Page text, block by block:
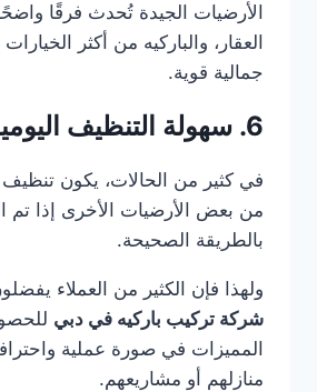
الأرضيات الجيدة تُحدث فرقًا
العقار، والباركيه من أكثر
جمالية قوية.
6. سهولة التنظيف اليومية
في كثير من الحالات، يكون تنظيف
من بعض الأرضيات الأخرى إذا تم
بالطريقة الصحيحة.
ولهذا فإن الكثير من العملاء
شركة تركيب باركيه في دبي
المميزات في صورة عملية
منازلهم أو مشاريعهم.